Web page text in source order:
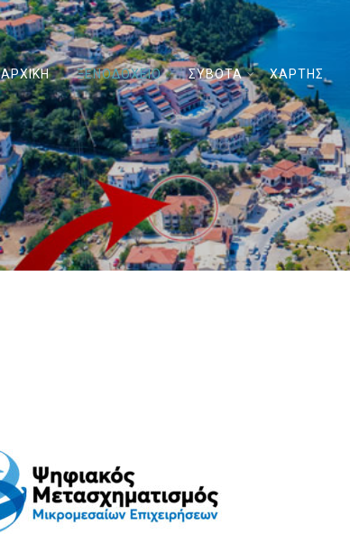
ΑΡΧΙΚΗ ΞΕΝΟΔΟΧΕΙΟ ΣΥΒΟΤΑ ΧΑΡΤΗΣ